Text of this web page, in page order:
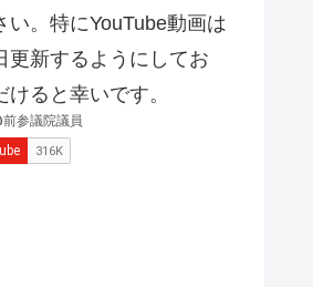
い。特にYouTube動画は
更新するようにしてお
けると幸いです。